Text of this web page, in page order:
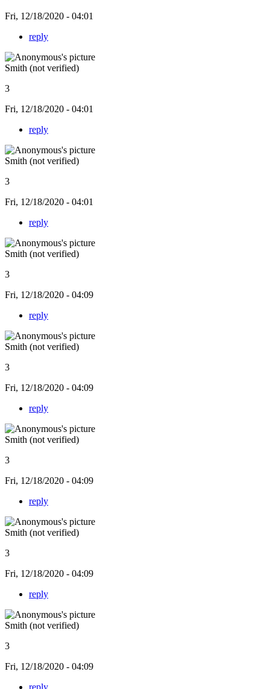
Fri, 12/18/2020 - 04:01
reply
Smith (not verified)
3
Fri, 12/18/2020 - 04:01
reply
Smith (not verified)
3
Fri, 12/18/2020 - 04:01
reply
Smith (not verified)
3
Fri, 12/18/2020 - 04:09
reply
Smith (not verified)
3
Fri, 12/18/2020 - 04:09
reply
Smith (not verified)
3
Fri, 12/18/2020 - 04:09
reply
Smith (not verified)
3
Fri, 12/18/2020 - 04:09
reply
Smith (not verified)
3
Fri, 12/18/2020 - 04:09
reply